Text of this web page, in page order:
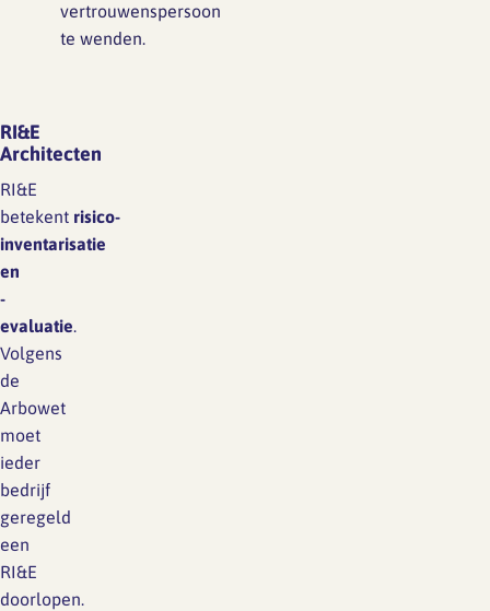
vertrouwenspersoon
te wenden.
RI&E
Architecten
RI&E
betekent risico-
inventarisatie
en
-
evaluatie.
Volgens
de
Arbowet
moet
ieder
bedrijf
geregeld
een
RI&E
doorlopen.